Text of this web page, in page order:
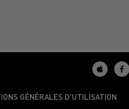
GÉNÉRALES D’UTILISATION